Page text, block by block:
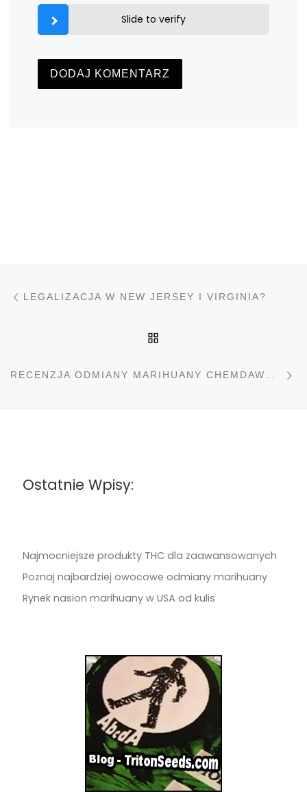
Slide to verify
Nawigacja wpisu
LEGALIZACJA W NEW JERSEY I VIRGINIA?
RECENZJA ODMIANY MARIHUANY CHEMDAWG 4
Ostatnie Wpisy:
Najmocniejsze produkty THC dla zaawansowanych
Poznaj najbardziej owocowe odmiany marihuany
Rynek nasion marihuany w USA od kulis